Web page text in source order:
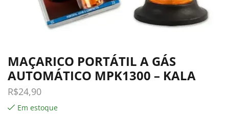
MAÇARICO PORTÁTIL A GÁS
AUTOMÁTICO MPK1300 – KALA
R$24,90
Em estoque